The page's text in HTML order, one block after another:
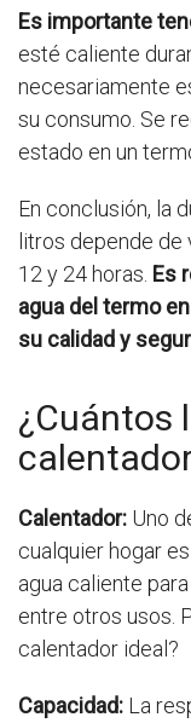
Es importante
esté caliente
necesariamente
su consumo. Se
estado en un
En conclusión, la
litros depende
12 y 24 horas. Es
agua del termo
su calidad y
¿Cuántos
Calentador: Uno
cualquier hogar
agua caliente
entre otros usos.
calentador ideal?
Capacidad: La